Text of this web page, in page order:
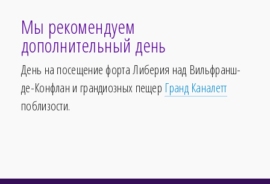
Мы рекомендуем
дополнительный день
День на посещение форта Либерия над Вильфранш-
де-Конфлан и грандиозных пещер Гранд Каналетт
поблизости.